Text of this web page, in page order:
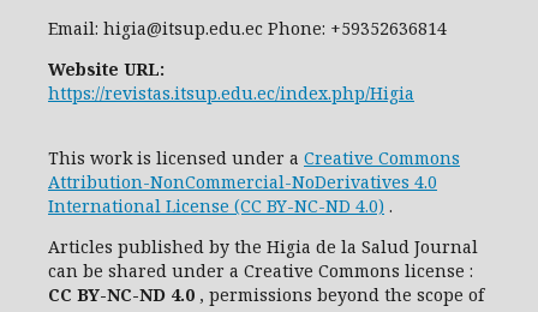
Email: higia@itsup.edu.ec Phone: +59352636814
Website URL:
https://revistas.itsup.edu.ec/index.php/Higia
This work is licensed under a Creative Commons
Attribution-NonCommercial-NoDerivatives 4.0
International License (CC BY-NC-ND 4.0) .
Articles published by the Higia de la Salud Journal
can be shared under a Creative Commons license :
CC BY-NC-ND 4.0 , permissions beyond the scope of